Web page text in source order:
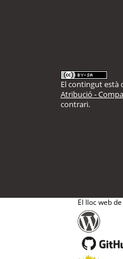
El contingut està
Atribució -
contrari.
El lloc web